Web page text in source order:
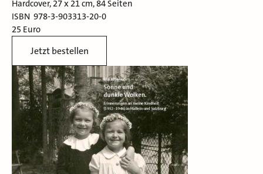
Hardcover, 27 x 21 cm, 84 Seiten
ISBN 978-3-903313-20-0
25 Euro
Jetzt bestellen